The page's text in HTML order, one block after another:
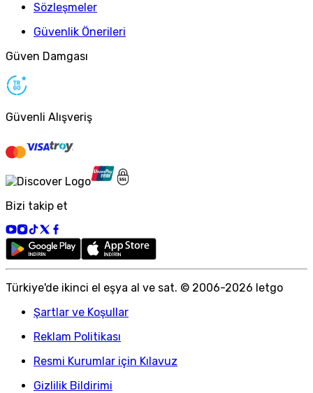
Sözleşmeler
Güvenlik Önerileri
Güven Damgası
Güvenli Alışveriş
Bizi takip et
Türkiye'de ikinci el eşya al ve sat. © 2006-2026 letgo
Şartlar ve Koşullar
Reklam Politikası
Resmi Kurumlar için Kılavuz
Gizlilik Bildirimi